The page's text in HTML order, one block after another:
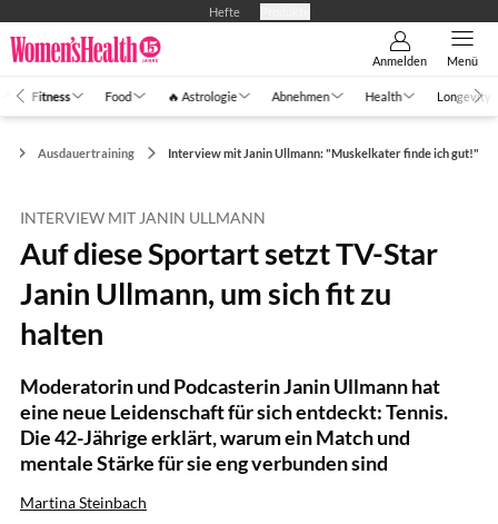
Hefte
Anmelden Menü
Fitness Food 🔥 Astrologie Abnehmen Health Longevity
Ausdauertraining Interview mit Janin Ullmann: "Muskelkater finde ich gut!"
INTERVIEW MIT JANIN ULLMANN
Auf diese Sportart setzt TV-Star
Janin Ullmann, um sich fit zu
halten
Moderatorin und Podcasterin Janin Ullmann hat
eine neue Leidenschaft für sich entdeckt: Tennis.
Die 42-Jährige erklärt, warum ein Match und
mentale Stärke für sie eng verbunden sind
Martina Steinbach